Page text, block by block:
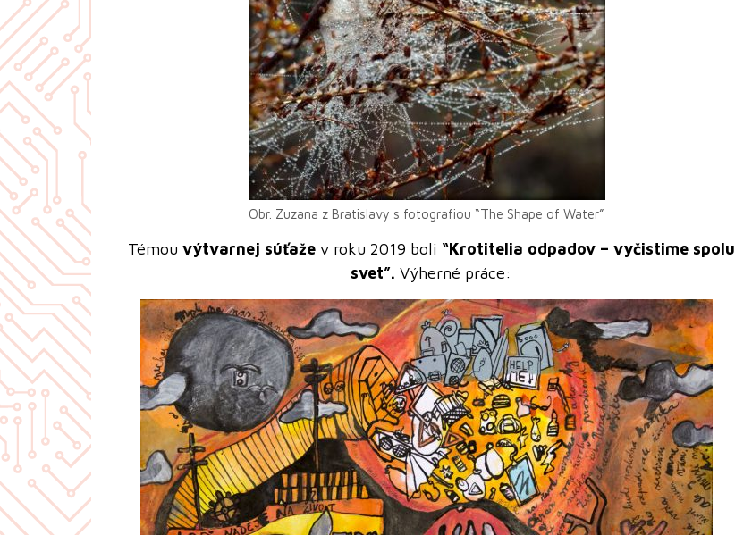
Obr. Zuzana z Bratislavy s fotografiou “The Shape of Water”
Témou výtvarnej súťažev roku 2019 boli “Krotitelia odpadov – vyčistime spolu
svet”. Výherné práce: